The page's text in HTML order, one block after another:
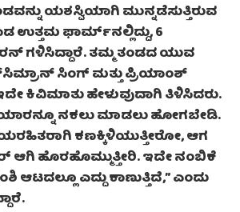
ಯಶಸ್ವಿಯಾಗಿ ಮುನ್ನಡೆಸುತ್ತಿರುವ
ಉತ್ತಮ ಫಾರ್ಮ್‌ನಲ್ಲಿದ್ದು, 6
ರನ್ ಗಳಿಸಿದ್ದಾರೆ. ತಮ್ಮ ತಂಡದ ಯುವ
ಸಿಂಗ್ ಮತ್ತು ಪ್ರಿಯಾಂಶ್
ಕಿವಿಮಾತು ಹೇಳುವುದಾಗಿ ತಿಳಿಸಿದರು.
ಯಾರನ್ನೂ ನಕಲು ಮಾಡಲು ಹೋಗಬೇಡಿ.
ಕಣಕ್ಕಿಳಿಯುತ್ತೀರೋ, ಆಗ
ಆಗಿ ಹೊರಹೊಮ್ಮುತ್ತೀರಿ. ಇದೇ ನಂಬಿಕೆ
ಎದ್ದು ಕಾಣುತ್ತಿದೆ,” ಎಂದು